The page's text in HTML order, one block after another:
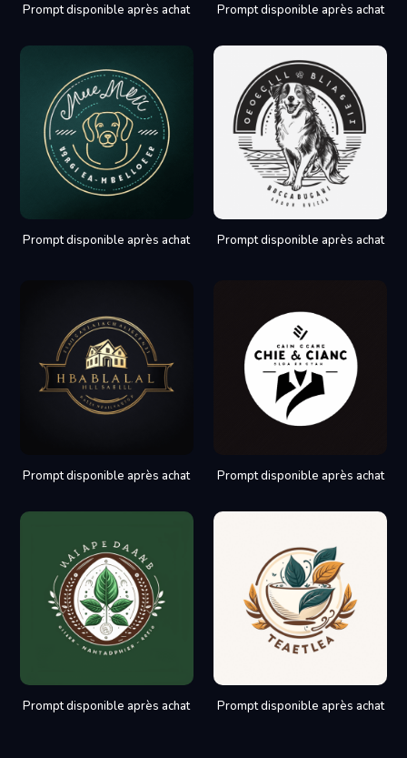
Prompt disponible après achat Prompt disponible après achat
Prompt disponible après achat Prompt disponible après achat
Prompt disponible après achat Prompt disponible après achat
Prompt disponible après achat Prompt disponible après achat